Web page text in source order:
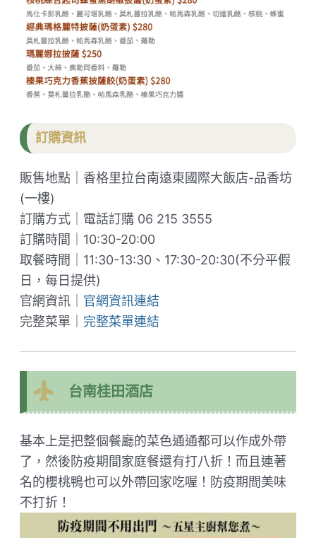
訂購資訊
販售地點｜香格里拉台南遠東國際大飯店-品香坊
(一樓)
訂購方式｜電話訂購 06 215 3555
訂購時間｜10:30-20:00
取餐時間｜11:30-13:30、17:30-20:30(不分平假
日，每日提供)
官網資訊｜ 官網資訊連結
完整菜單｜ 完整菜單連結
台南桂田酒店
基本上是把整個餐廳的菜色通通都可以作成外帶
了，然後防疫期間家庭餐還有打八折！而且連著
名的櫻桃鴨也可以外帶回家吃喔！防疫期間美味
不打折！